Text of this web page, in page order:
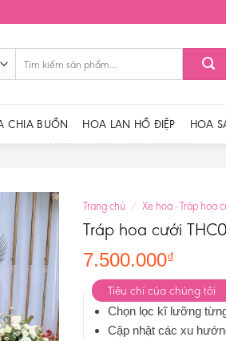
kiếm:
CHIA BUỒN HOA LAN HỒ ĐIỆP HOA
Trang chủ / Xe hoa - Tráp hoa
Tráp hoa cưới
7.500.000₫
Tiêu chí của chúng tôi
Chọn lọc kĩ lưỡng
Cập nhật các xu